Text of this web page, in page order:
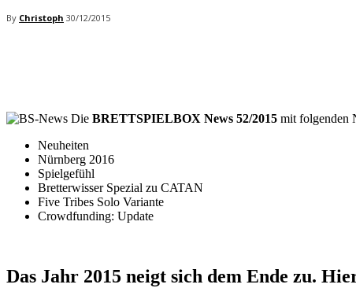
By Christoph 30/12/2015
Die BRETTSPIELBOX News 52/2015 mit folgenden
Neuheiten
Nürnberg 2016
Spielgefühl
Bretterwisser Spezial zu CATAN
Five Tribes Solo Variante
Crowdfunding: Update
Das Jahr 2015 neigt sich dem Ende zu.